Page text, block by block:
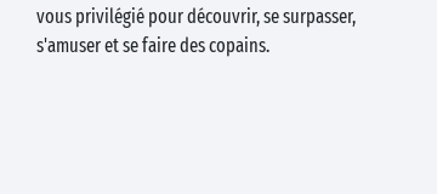
vous privilégié pour découvrir, se surpasser,
s'amuser et se faire des copains.